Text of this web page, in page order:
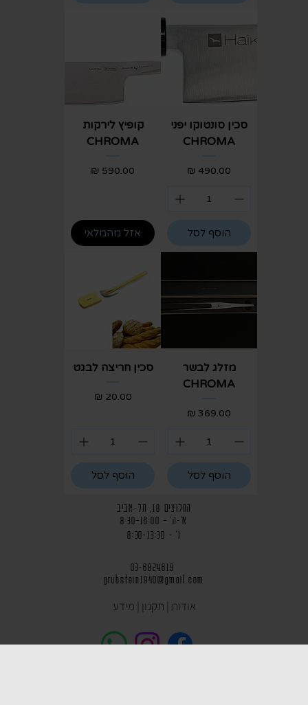
סכין סונטוקו יפני
CHROMA
מחיר
הוסף לסל
קופיץ לירקות
CHROMA
מחיר
אזל מהמלאי
מזלג לבשר
CHROMA
מחיר
הוסף לסל
סכין חריצה לבגט
מחיר
הוסף לסל
החלוצים 18, תל-אביב
א'-ה' - 8:30-16:00
ו' - 8:30-13:30
03-6824619
grubstein1940@gmail.com
אודות | תקנון | מידע